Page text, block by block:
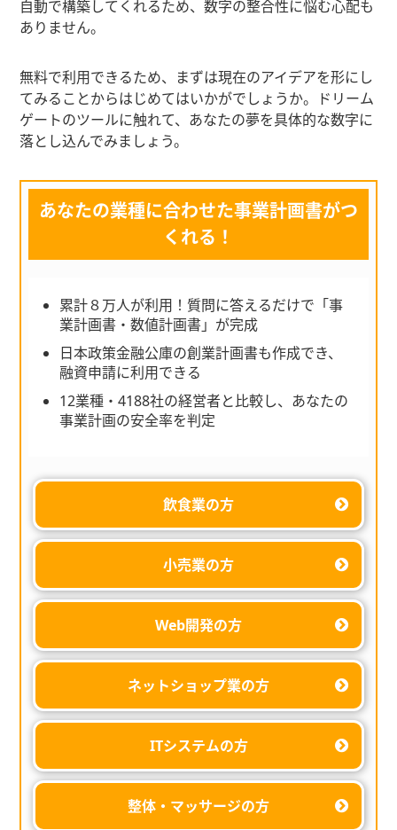
自動で構築してくれるため、数字の整合性に悩む心配も
ありません。
無料で利用できるため、まずは現在のアイデアを形にし
てみることからはじめてはいかがでしょうか。ドリーム
ゲートのツールに触れて、あなたの夢を具体的な数字に
落とし込んでみましょう。
あなたの業種に合わせた事業計画書がつ
くれる！
累計８万人が利用！質問に答えるだけで「事
業計画書・数値計画書」が完成
日本政策金融公庫の創業計画書も作成でき、
融資申請に利用できる
12業種・4188社の経営者と比較し、あなたの
事業計画の安全率を判定
飲食業の方
小売業の方
Web開発の方
ネットショップ業の方
ITシステムの方
整体・マッサージの方